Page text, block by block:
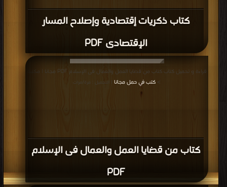
كتاب ذكريات إقتصادية وإصلاح المسار
الإقتصادى PDF
كتاب من قضايا العمل والعمال فى الإسلام
PDF
قراءة و تحميل كتاب كتاب من قضايا العمل والعمال فى الإسلام PDF مجانا | مكتبة
> كتب في حمل مجانا | التحميل : مرة/مرات